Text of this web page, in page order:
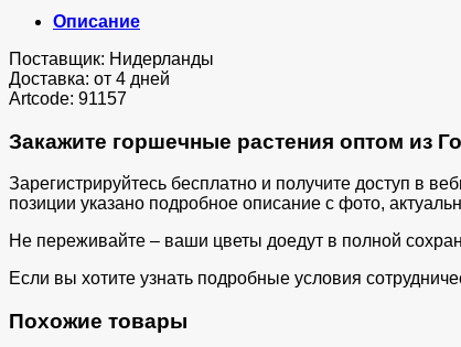
Описание
Поставщик: Нидерланды
Доставка: от 4 дней
Artcode: 91157
Закажите горшечные растения оптом из
Зарегистрируйтесь бесплатно и получите доступ в
позиции указано подробное описание с фото,
Не переживайте – ваши цветы доедут в полной
Если вы хотите узнать подробные условия
Похожие товары